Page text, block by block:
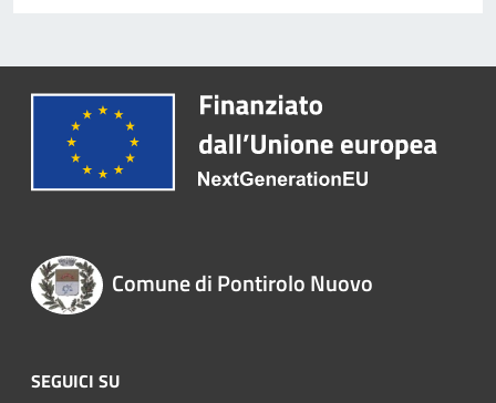
Comune di Pontirolo Nuovo
SEGUICI SU